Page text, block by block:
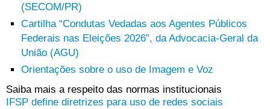
(SECOM/PR)
Cartilha “Condutas Vedadas aos Agentes Públicos
Federais nas Eleições 2026”, da Advocacia-Geral da
União (AGU)
Orientações sobre o uso de Imagem e Voz
Saiba mais a respeito das normas institucionais
IFSP define diretrizes para uso de redes sociais